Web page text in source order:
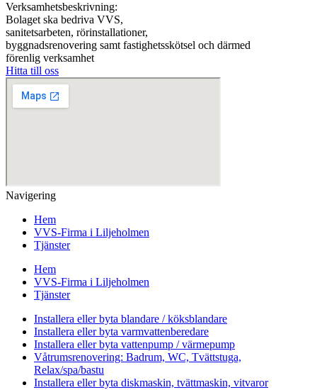
Verksamhetsbeskrivning:
Bolaget ska bedriva VVS,
sanitetsarbeten, rörinstallationer,
byggnadsrenovering samt fastighetsskötsel och därmed
förenlig verksamhet
Hitta till oss
Navigering
Hem
VVS-Firma i Liljeholmen
Tjänster
Hem
VVS-Firma i Liljeholmen
Tjänster
Installera eller byta blandare / köksblandare
Installera eller byta varmvattenberedare
Installera eller byta vattenpump / värmepump
Våtrumsrenovering: Badrum, WC, Tvättstuga,
Relax/spa/bastu
Installera eller byta diskmaskin, tvättmaskin, vitvaror